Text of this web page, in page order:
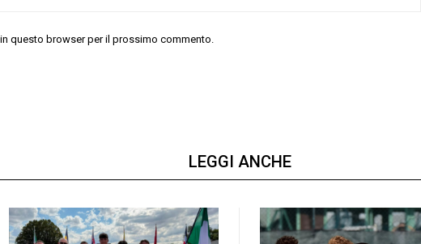
questo browser per il prossimo commento.
LEGGI ANCHE